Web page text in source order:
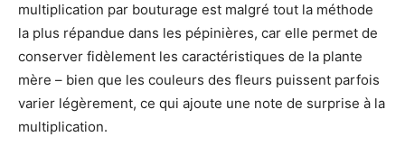
multiplication par bouturage est malgré tout la méthode
la plus répandue dans les pépinières, car elle permet de
conserver fidèlement les caractéristiques de la plante
mère – bien que les couleurs des fleurs puissent parfois
varier légèrement, ce qui ajoute une note de surprise à la
multiplication.